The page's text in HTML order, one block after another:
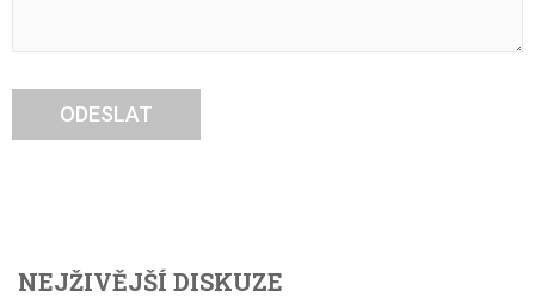
ODESLAT
NEJŽIVĚJŠÍ DISKUZE